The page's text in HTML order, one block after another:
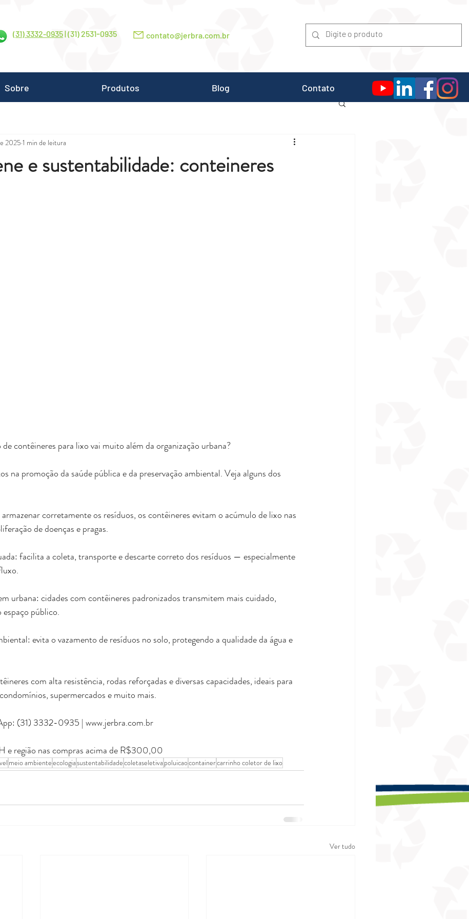
(31) 3332-0935| (31) 2531-0935 contato@jerbra.com.br
e sustentabilidade: conteineres
2025 1 min de leitura
contêineres para lixo vai muito além da organização urbana?
na promoção da saúde pública e da preservação ambiental. Veja alguns dos
corretamente os resíduos, os contêineres evitam o acúmulo de lixo nas
de doenças e pragas.
facilita a coleta, transporte e descarte correto dos resíduos — especialmente
urbana: cidades com contêineres padronizados transmitem mais cuidado,
espaço público.
evita o vazamento de resíduos no solo, protegendo a qualidade da água e
com alta resistência, rodas reforçadas e diversas capacidades, ideais para
supermercados e muito mais.
(31) 3332-0935 | www.jerbra.com.br
e região nas compras acima de R$300,00
meio ambienteecologiasustentabilidadecoletaseletiva poluicaocontainercarrinho coletor de lixo
Ver tudo
Sobre Produtos Blog Contato